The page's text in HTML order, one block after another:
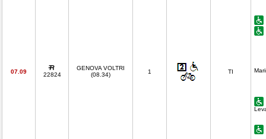
07.09 22824
GENOVA VOLTRI
(08.34)
1 TI